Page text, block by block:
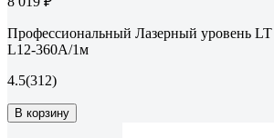
Профессиональный Лазерный уровень
L12-360A/1м
4.5(312)
В корзину